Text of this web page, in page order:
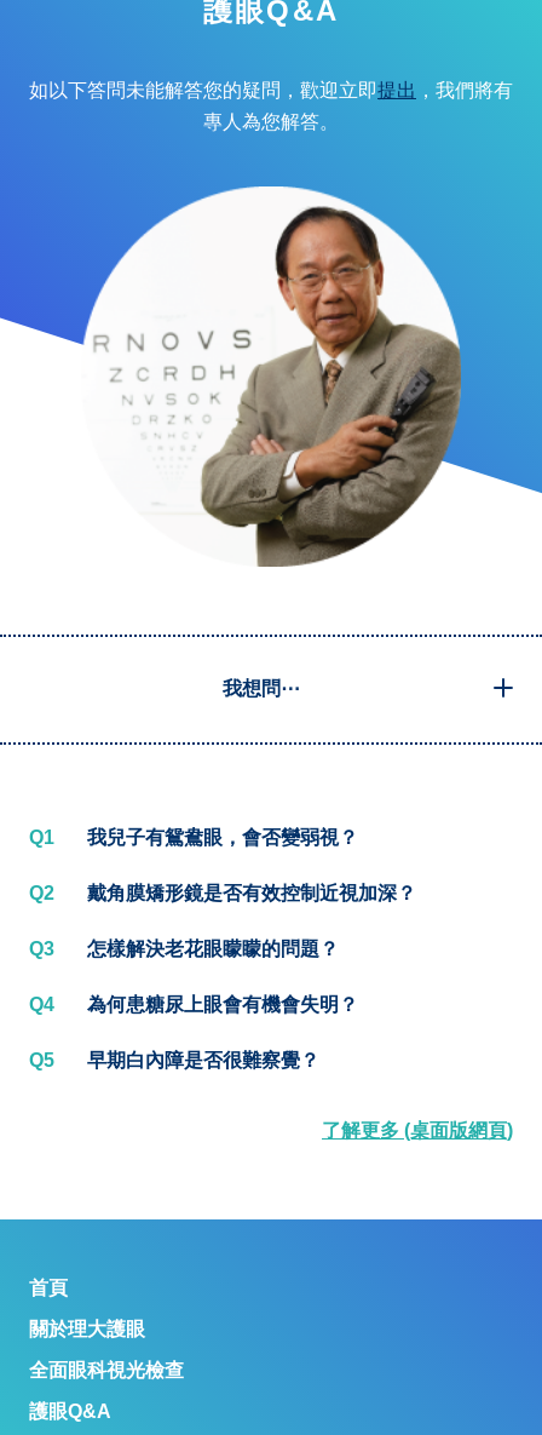
護眼Q&A
如以下答問未能解答您的疑問，歡迎立即提出 ，我們將有
專人為您解答。
我想問⋯
Q1 我兒子有鴛鴦眼，會否變弱視？
Q2 戴角膜矯形鏡是否有效控制近視加深？
Q3 怎樣解決老花眼矇矇的問題？
Q4 為何患糖尿上眼會有機會失明？
Q5 早期白內障是否很難察覺？
了解更多 (桌面版網頁)
首頁
關於理大護眼
全面眼科視光檢查
護眼Q&A